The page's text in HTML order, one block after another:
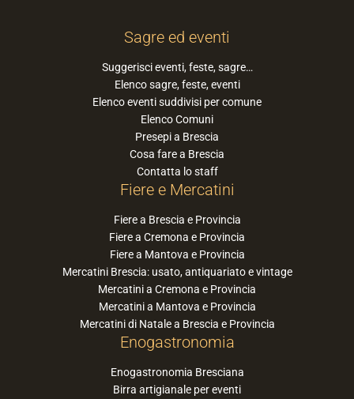
Sagre ed eventi
Suggerisci eventi, feste, sagre…
Elenco sagre, feste, eventi
Elenco eventi suddivisi per comune
Elenco Comuni
Presepi a Brescia
Cosa fare a Brescia
Contatta lo staff
Fiere e Mercatini
Fiere a Brescia e Provincia
Fiere a Cremona e Provincia
Fiere a Mantova e Provincia
Mercatini Brescia: usato, antiquariato e vintage
Mercatini a Cremona e Provincia
Mercatini a Mantova e Provincia
Mercatini di Natale a Brescia e Provincia
Enogastronomia
Enogastronomia Bresciana
Birra artigianale per eventi